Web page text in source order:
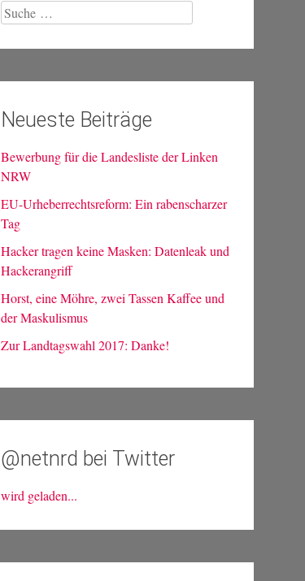
Suche
nach:
Neueste Beiträge
Bewerbung für die Landesliste der Linken
NRW
EU-Urheberrechtsreform: Ein rabenscharzer
Tag
Hacker tragen keine Masken: Datenleak und
Hackerangriff
Horst, eine Möhre, zwei Tassen Kaffee und
der Maskulismus
Zur Landtagswahl 2017: Danke!
@netnrd bei Twitter
wird geladen...